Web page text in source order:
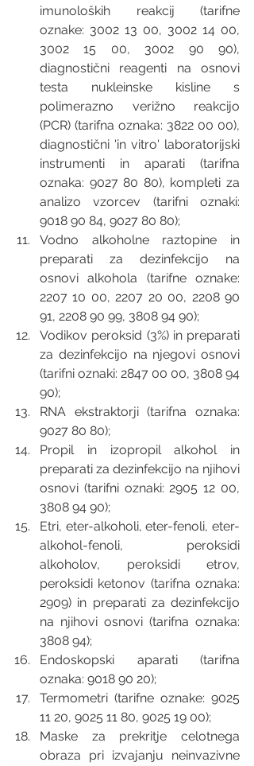
imunoloških reakcij (tarifne
oznake: 3002 13 00, 3002 14 00,
3002 15 00, 3002 90 90),
diagnostični reagenti na osnovi
testa nukleinske kisline s
polimerazno verižno reakcijo
(PCR) (tarifna oznaka: 3822 00 00),
diagnostični 'in vitro' laboratorijski
instrumenti in aparati (tarifna
oznaka: 9027 80 80), kompleti za
analizo vzorcev (tarifni oznaki:
9018 90 84, 9027 80 80);
Vodno alkoholne raztopine in
preparati za dezinfekcijo na
osnovi alkohola (tarifne oznake:
2207 10 00, 2207 20 00, 2208 90
91, 2208 90 99, 3808 94 90);
Vodikov peroksid (3%) in preparati
za dezinfekcijo na njegovi osnovi
(tarifni oznaki: 2847 00 00, 3808 94
90);
RNA ekstraktorji (tarifna oznaka:
9027 80 80);
Propil in izopropil alkohol in
preparati za dezinfekcijo na njihovi
osnovi (tarifni oznaki: 2905 12 00,
3808 94 90);
Etri, eter-alkoholi, eter-fenoli, eter-
alkohol-fenoli, peroksidi
alkoholov, peroksidi etrov,
peroksidi ketonov (tarifna oznaka:
2909) in preparati za dezinfekcijo
na njihovi osnovi (tarifna oznaka:
3808 94);
Endoskopski aparati (tarifna
oznaka: 9018 90 20);
Termometri (tarifne oznake: 9025
11 20, 9025 11 80, 9025 19 00);
Maske za prekritje celotnega
obraza pri izvajanju neinvazivne